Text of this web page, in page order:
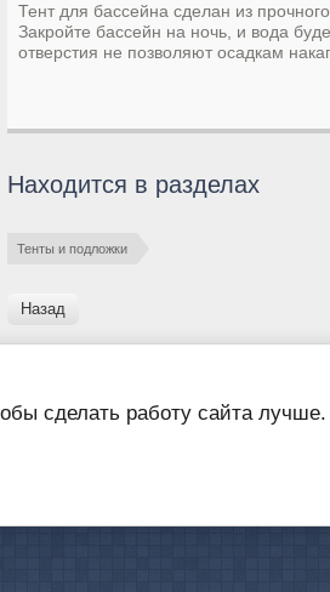
Тент для бассейна сделан из
Закройте бассейн на ночь, и вода
отверстия не позволяют осадкам
Находится в разделах
Тенты и подложки
Назад
сделать работу сайта